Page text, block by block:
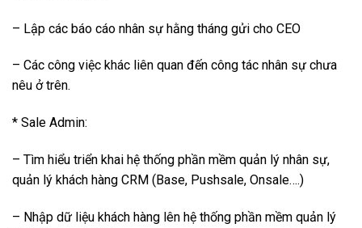
– Lập các báo cáo nhân sự hằng tháng gửi cho CEO
– Các công việc khác liên quan đến công tác nhân sự chưa
nêu ở trên.
* Sale Admin:
– Tìm hiểu triển khai hệ thống phần mềm quản lý nhân sự,
quản lý khách hàng CRM (Base, Pushsale, Onsale….)
– Nhập dữ liệu khách hàng lên hệ thống phần mềm quản lý